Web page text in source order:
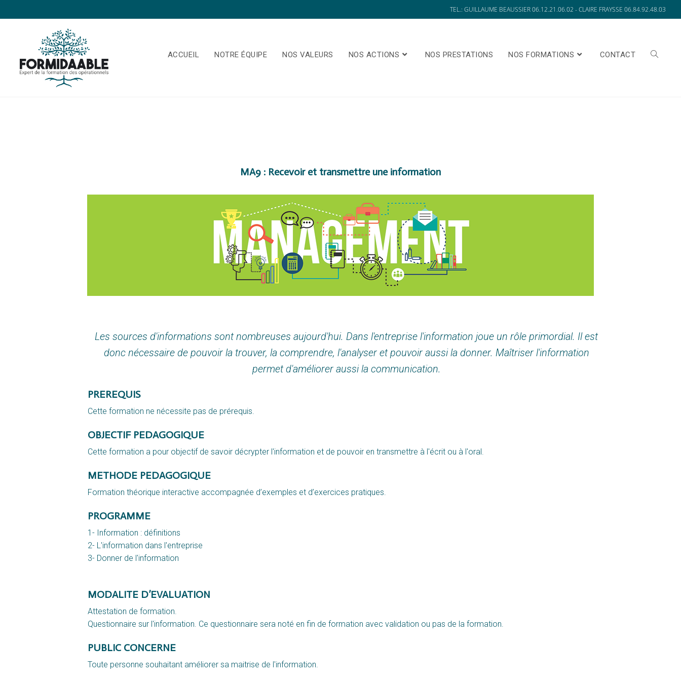
TEL.: GUILLAUME BEAUSSIER 06.12.21.06.02 - CLAIRE FRAYSSE 06.84.92.48.03
ACCUEIL NOTRE ÉQUIPE NOS VALEURS NOS ACTIONS NOS PRESTATIONS NOS FORMATIONS CONTACT
MA9 : Recevoir et transmettre une information
Les sources d'informations sont nombreuses aujourd'hui. Dans l'entreprise l'information joue un rôle primordial. Il est
donc nécessaire de pouvoir la trouver, la comprendre, l'analyser et pouvoir aussi la donner. Maîtriser l'information
permet d'améliorer aussi la communication.
PREREQUIS
Cette formation ne nécessite pas de prérequis.
OBJECTIF PEDAGOGIQUE
Cette formation a pour objectif de savoir décrypter l'information et de pouvoir en transmettre à l'écrit ou à l'oral.
METHODE PEDAGOGIQUE
Formation théorique interactive accompagnée d’exemples et d’exercices pratiques.
PROGRAMME
1- Information : définitions
2- L'information dans l'entreprise
3- Donner de l'information
MODALITE D’EVALUATION
Attestation de formation.
Questionnaire sur l'information. Ce questionnaire sera noté en fin de formation avec validation ou pas de la formation.
PUBLIC CONCERNE
Toute personne souhaitant améliorer sa maitrise de l'information.